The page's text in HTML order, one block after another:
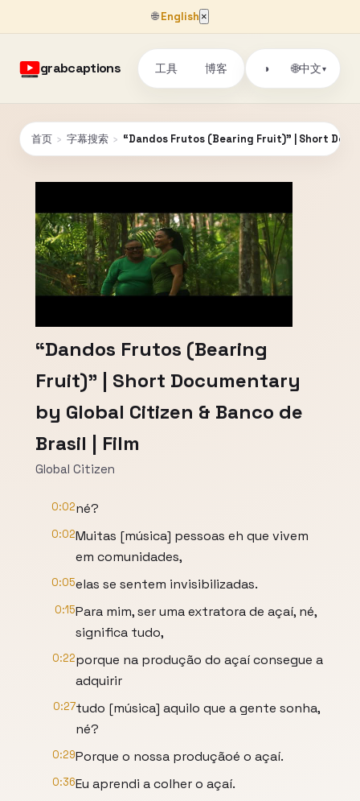
🌐English ×
grabcaptions 工具 博客 ◑ 🌐中文▾
首页 › 字幕搜索 › “Dandos Frutos (Bearing Fruit)” | Short
“Dandos Frutos (Bearing
Fruit)” | Short Documentary
by Global Citizen & Banco de
Brasil | Film
Global Citizen
0:02né?
0:02Muitas [música] pessoas eh que vivem
em comunidades,
0:05elas se sentem invisibilizadas.
0:15Para mim, ser uma extratora de açaí, né,
significa tudo,
0:22porque na produção do açaí consegue a
adquirir
0:27tudo [música] aquilo que a gente sonha,
né?
0:29Porque o nossa produçãoé o açaí.
0:36Eu aprendi a colher o açaí.